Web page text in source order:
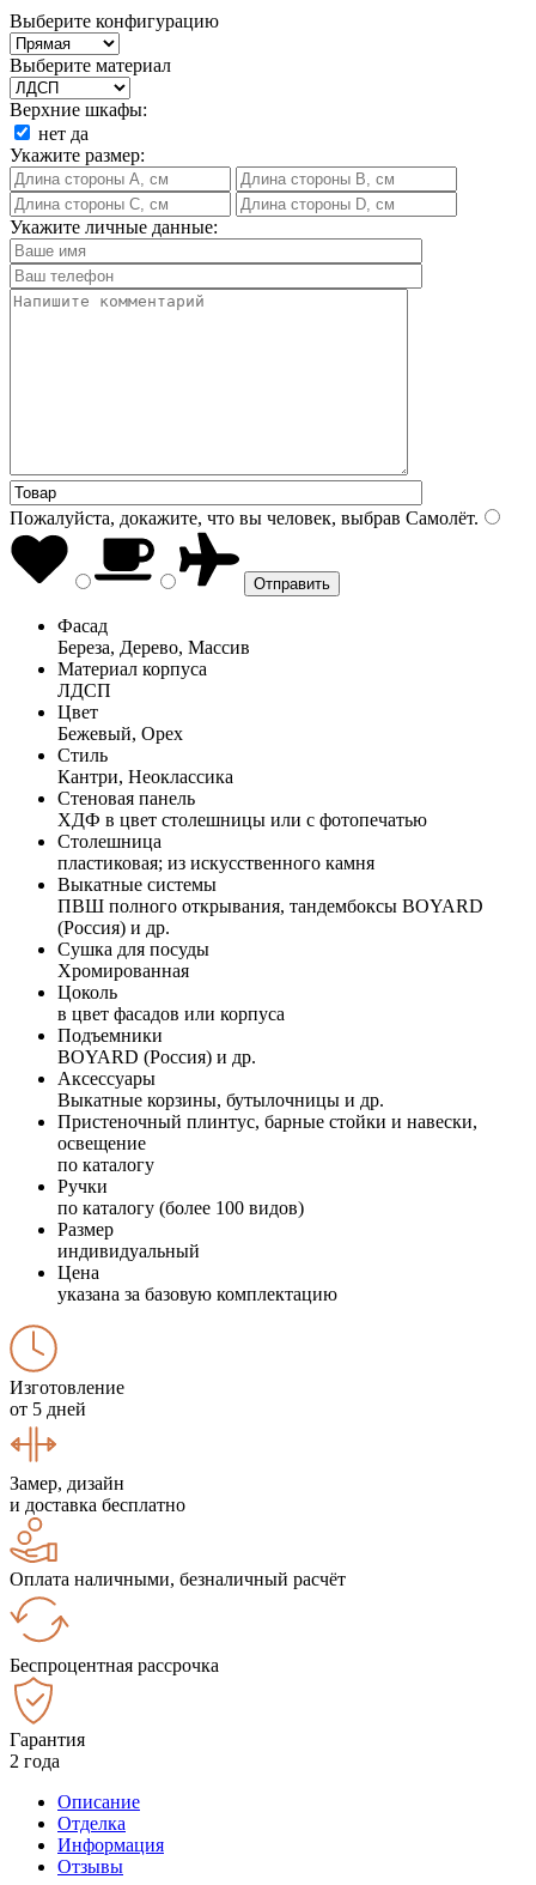
Выберите конфигурацию
Выберите материал
Верхние шкафы:
нет да
Укажите размер:
Укажите личные данные:
Пожалуйста, докажите, что вы человек, выбрав Самолёт.
Фасад
Береза, Дерево, Массив
Материал корпуса
ЛДСП
Цвет
Бежевый, Орех
Стиль
Кантри, Неоклассика
Стеновая панель
ХДФ в цвет столешницы или с фотопечатью
Столешница
пластиковая; из искусственного камня
Выкатные системы
ПВШ полного открывания, тандембоксы BOYARD
(Россия) и др.
Сушка для посуды
Хромированная
Цоколь
в цвет фасадов или корпуса
Подъемники
BOYARD (Россия) и др.
Аксессуары
Выкатные корзины, бутылочницы и др.
Пристеночный плинтус, барные стойки и навески,
освещение
по каталогу
Ручки
по каталогу (более 100 видов)
Размер
индивидуальный
Цена
указана за базовую комплектацию
Изготовление
от 5 дней
Замер, дизайн
и доставка бесплатно
Оплата наличными, безналичный расчёт
Беспроцентная рассрочка
Гарантия
2 года
Описание
Отделка
Информация
Отзывы